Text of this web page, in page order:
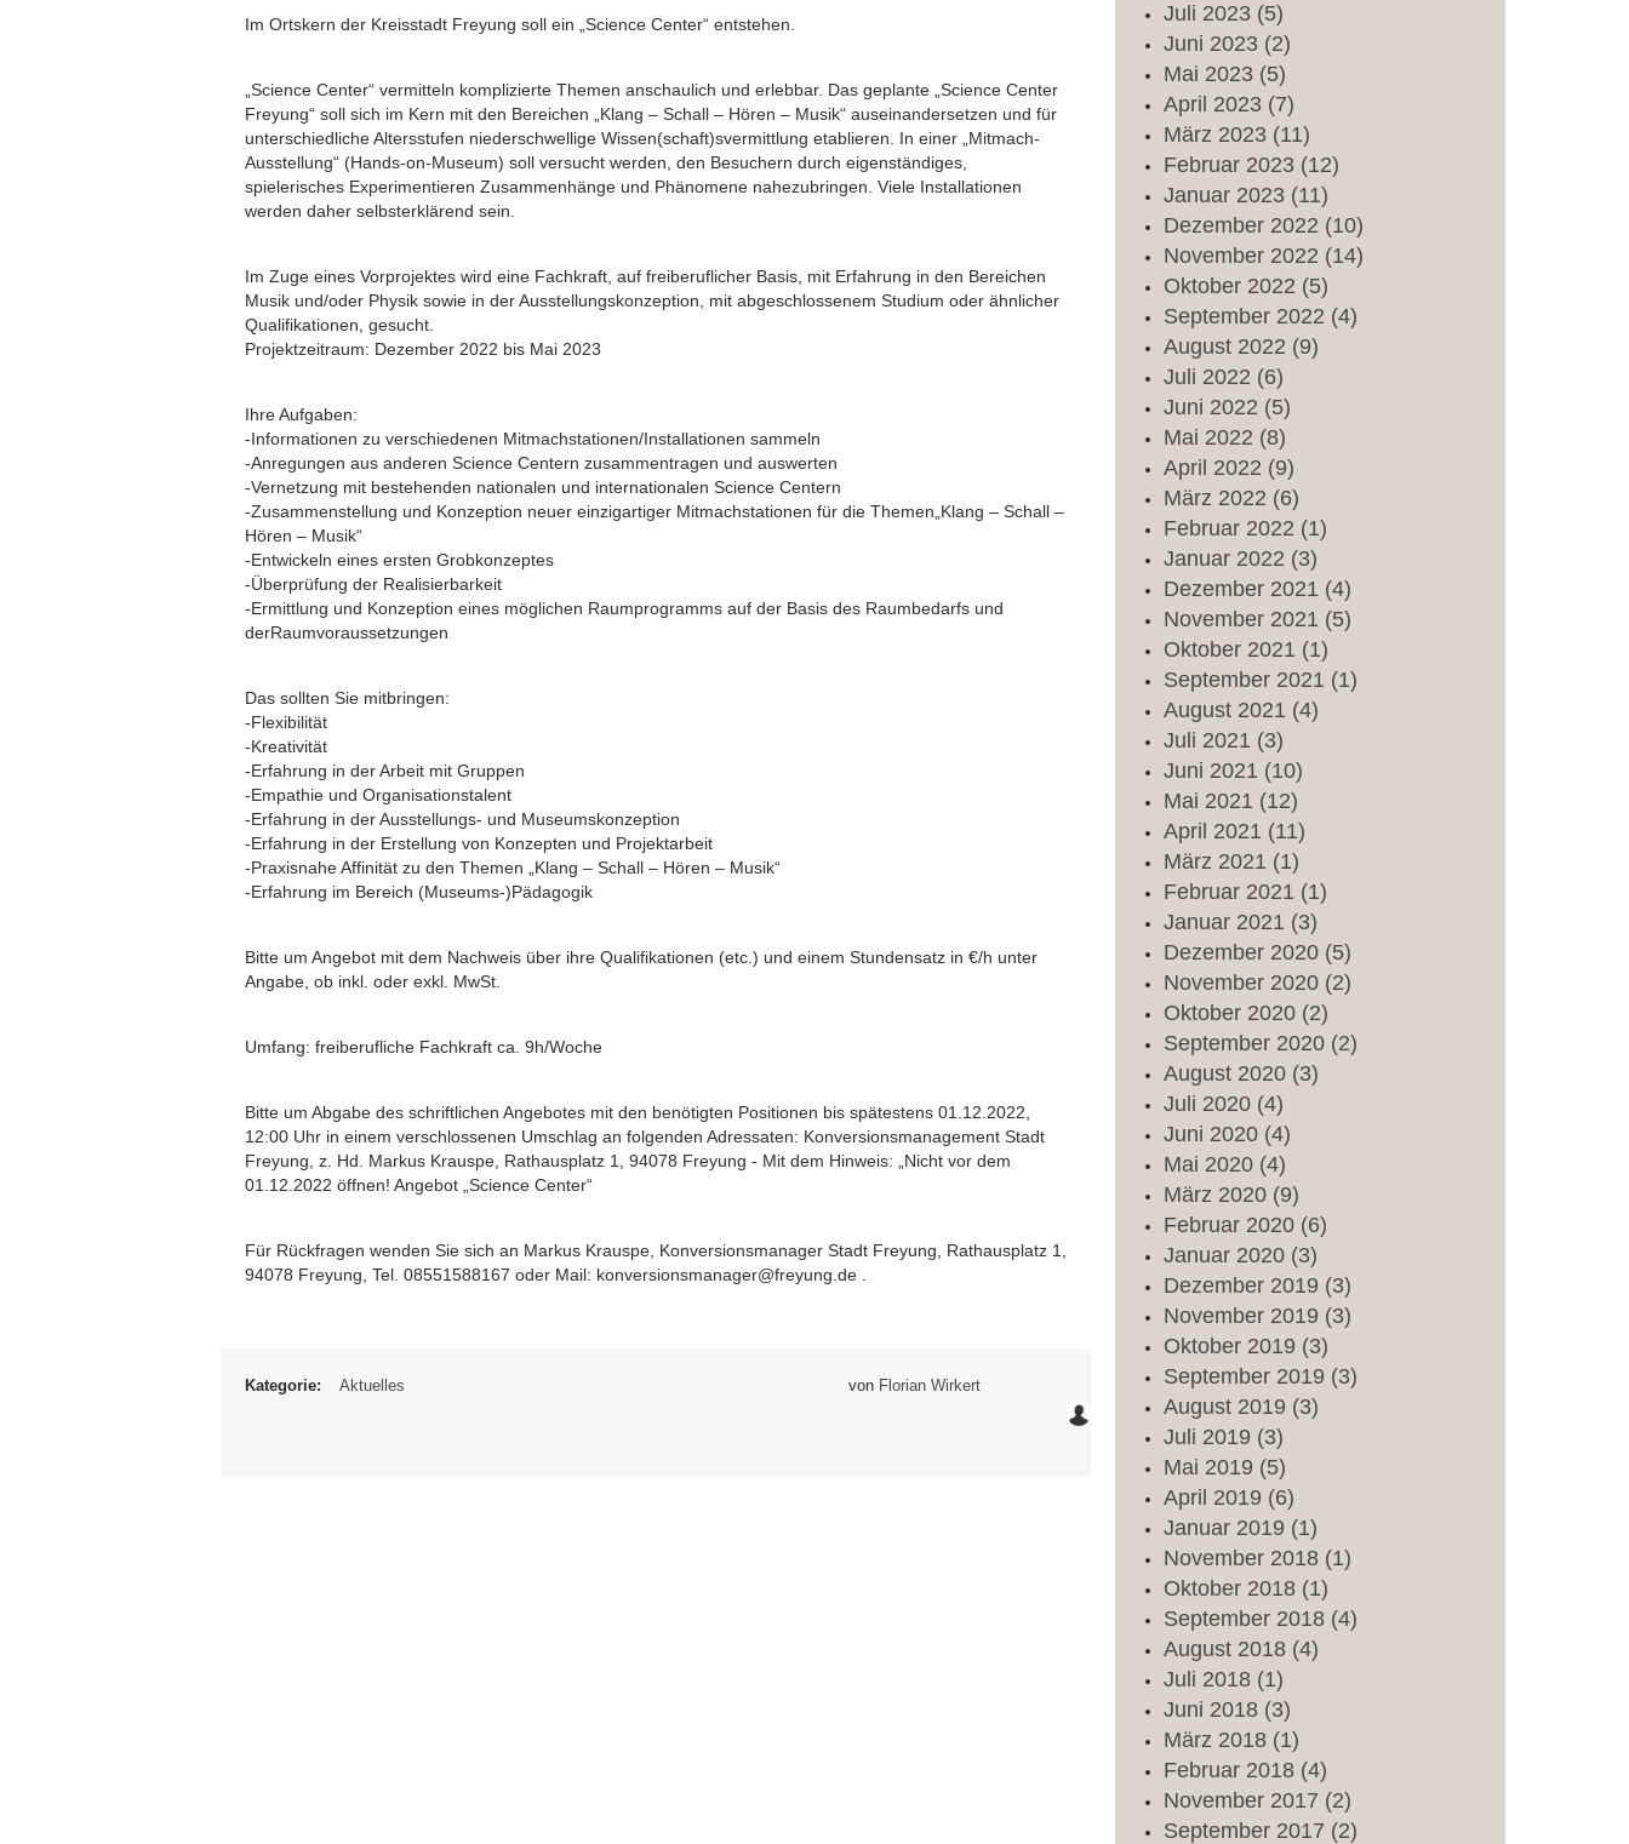
Im Ortskern der Kreisstadt Freyung soll ein „Science Center“ entstehen.
„Science Center“ vermitteln komplizierte Themen anschaulich und erlebbar. Das geplante „Science Center
Freyung“ soll sich im Kern mit den Bereichen „Klang – Schall – Hören – Musik“ auseinandersetzen und für
unterschiedliche Altersstufen niederschwellige Wissen(schaft)svermittlung etablieren. In einer „Mitmach‐
Ausstellung“ (Hands-on-Museum) soll versucht werden, den Besuchern durch eigenständiges,
spielerisches Experimentieren Zusammenhänge und Phänomene nahezubringen. Viele Installationen
werden daher selbsterklärend sein.
Im Zuge eines Vorprojektes wird eine Fachkraft, auf freiberuflicher Basis, mit Erfahrung in den Bereichen
Musik und/oder Physik sowie in der Ausstellungskonzeption, mit abgeschlossenem Studium oder ähnlicher
Qualifikationen, gesucht.
Projektzeitraum: Dezember 2022 bis Mai 2023
Ihre Aufgaben:
-Informationen zu verschiedenen Mitmachstationen/Installationen sammeln
-Anregungen aus anderen Science Centern zusammentragen und auswerten
-Vernetzung mit bestehenden nationalen und internationalen Science Centern
-Zusammenstellung und Konzeption neuer einzigartiger Mitmachstationen für die Themen„Klang – Schall –
Hören – Musik“
-Entwickeln eines ersten Grobkonzeptes
-Überprüfung der Realisierbarkeit
-Ermittlung und Konzeption eines möglichen Raumprogramms auf der Basis des Raumbedarfs und
derRaumvoraussetzungen
Das sollten Sie mitbringen:
-Flexibilität
-Kreativität
-Erfahrung in der Arbeit mit Gruppen
-Empathie und Organisationstalent
-Erfahrung in der Ausstellungs- und Museumskonzeption
-Erfahrung in der Erstellung von Konzepten und Projektarbeit
-Praxisnahe Affinität zu den Themen „Klang – Schall – Hören – Musik“
-Erfahrung im Bereich (Museums-)Pädagogik
Bitte um Angebot mit dem Nachweis über ihre Qualifikationen (etc.) und einem Stundensatz in €/h unter
Angabe, ob inkl. oder exkl. MwSt.
Umfang: freiberufliche Fachkraft ca. 9h/Woche
Bitte um Abgabe des schriftlichen Angebotes mit den benötigten Positionen bis spätestens 01.12.2022,
12:00 Uhr in einem verschlossenen Umschlag an folgenden Adressaten: Konversionsmanagement Stadt
Freyung, z. Hd. Markus Krauspe, Rathausplatz 1, 94078 Freyung - Mit dem Hinweis: „Nicht vor dem
01.12.2022 öffnen! Angebot „Science Center“
Für Rückfragen wenden Sie sich an Markus Krauspe, Konversionsmanager Stadt Freyung, Rathausplatz 1,
94078 Freyung, Tel. 08551588167 oder Mail: konversionsmanager@freyung.de .
Kategorie: Aktuelles von Florian Wirkert
Juli 2023 (5)
Juni 2023 (2)
Mai 2023 (5)
April 2023 (7)
März 2023 (11)
Februar 2023 (12)
Januar 2023 (11)
Dezember 2022 (10)
November 2022 (14)
Oktober 2022 (5)
September 2022 (4)
August 2022 (9)
Juli 2022 (6)
Juni 2022 (5)
Mai 2022 (8)
April 2022 (9)
März 2022 (6)
Februar 2022 (1)
Januar 2022 (3)
Dezember 2021 (4)
November 2021 (5)
Oktober 2021 (1)
September 2021 (1)
August 2021 (4)
Juli 2021 (3)
Juni 2021 (10)
Mai 2021 (12)
April 2021 (11)
März 2021 (1)
Februar 2021 (1)
Januar 2021 (3)
Dezember 2020 (5)
November 2020 (2)
Oktober 2020 (2)
September 2020 (2)
August 2020 (3)
Juli 2020 (4)
Juni 2020 (4)
Mai 2020 (4)
März 2020 (9)
Februar 2020 (6)
Januar 2020 (3)
Dezember 2019 (3)
November 2019 (3)
Oktober 2019 (3)
September 2019 (3)
August 2019 (3)
Juli 2019 (3)
Mai 2019 (5)
April 2019 (6)
Januar 2019 (1)
November 2018 (1)
Oktober 2018 (1)
September 2018 (4)
August 2018 (4)
Juli 2018 (1)
Juni 2018 (3)
März 2018 (1)
Februar 2018 (4)
November 2017 (2)
September 2017 (2)